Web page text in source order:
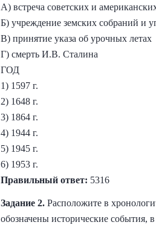
А) встреча советских и
Б) учреждение земских собраний и
В) принятие указа об урочных летах
Г) смерть И.В. Сталина
ГОД
1) 1597 г.
2) 1648 г.
3) 1864 г.
4) 1944 г.
5) 1945 г.
6) 1953 г.
Правильный ответ: 5316
Задание 2. Расположите в
обозначены исторические события,